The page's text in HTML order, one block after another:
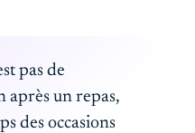
pas de
un repas,
des occasions